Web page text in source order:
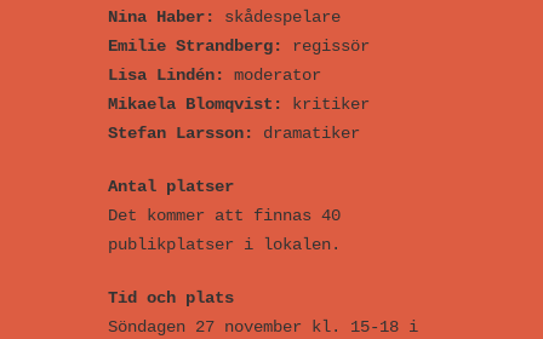
Nina Haber:
skådespelare
Emilie Strandberg:
regissör
Lisa Lindén:
moderator
Mikaela Blomqvist:
kritiker
Stefan Larsson:
dramatiker
Antal platser
Det kommer att finnas 40
publikplatser i lokalen.
Tid och plats
Söndagen 27 november kl. 15-18 i